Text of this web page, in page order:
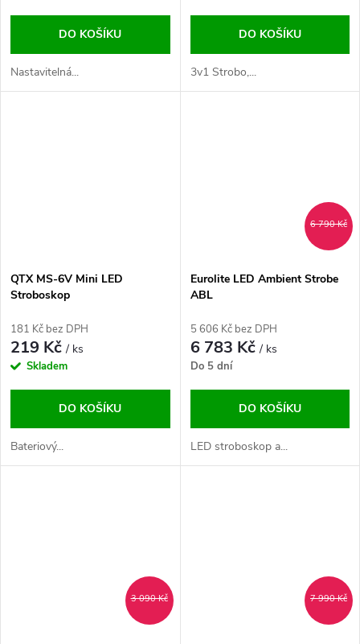
DO KOŠÍKU
Nastavitelná...
DO KOŠÍKU
3v1 Strobo,...
QTX MS-6V Mini LED
Stroboskop
181 Kč bez DPH
219 Kč/ ks
Skladem
DO KOŠÍKU
Bateriový...
6 790 Kč
Eurolite LED Ambient Strobe
ABL
5 606 Kč bez DPH
6 783 Kč/ ks
Do 5 dní
DO KOŠÍKU
LED stroboskop a...
3 090 Kč 7 990 Kč